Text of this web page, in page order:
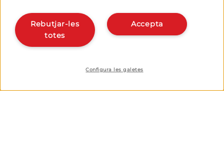
Gestiona el teu alberg
Dona d’alta el teu alberg
Coneix-nos:
Dona’t d’alta en el planificador
Accepta
Rebutjar-les
totes
Configura les galetes